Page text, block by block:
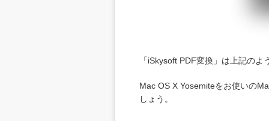
「iSkysoft PDF変換 」は上記のよ
Mac OS X Yosemiteをお使いの
しょう。